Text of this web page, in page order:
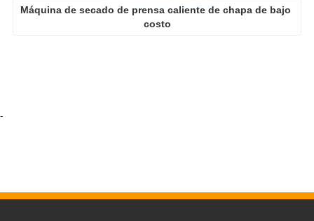
Máquina de secado de prensa caliente de chapa de bajo
costo
-